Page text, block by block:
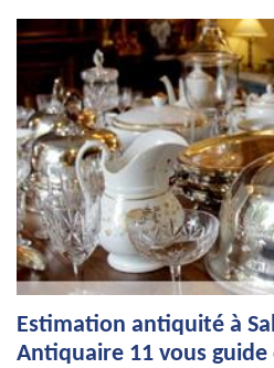
Estimation antiquité à
Antiquaire 11 vous